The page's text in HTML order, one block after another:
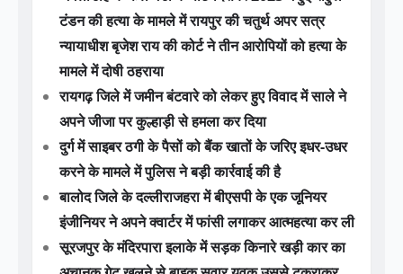
दुर्ग में साइबर ठगी के पैसों को बैंक खातों के जरिए इधर-उधर
करने के मामले में पुलिस ने बड़ी कार्रवाई की है
बालोद जिले के दल्लीराजहरा में बीएसपी के एक जूनियर
इंजीनियर ने अपने क्वार्टर में फांसी लगाकर आत्महत्या कर ली
सूरजपुर के मंदिरपारा इलाके में सड़क किनारे खड़ी कार का
अचानक गेट खुलने से बाइक सवार युवक उससे टकराकर
सड़क पर गिर गया